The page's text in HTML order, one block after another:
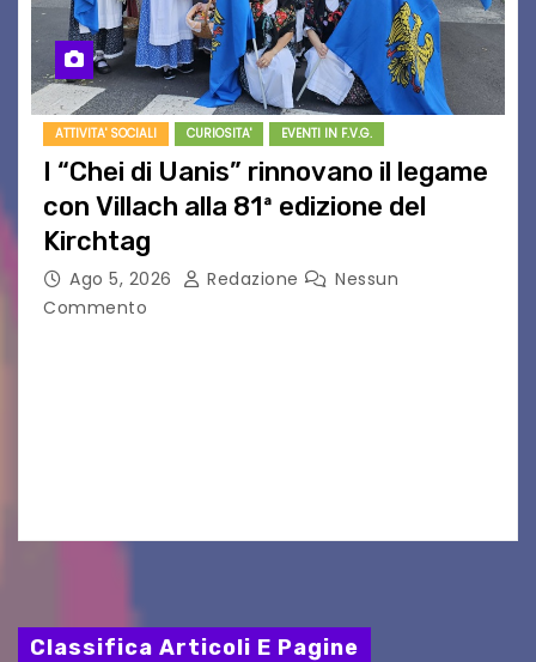
ATTIVITA' SOCIALI CURIOSITA' EVENTI IN F.V.G.
I “Chei di Uanis” rinnovano il legame
con Villach alla 81ª edizione del
Kirchtag
Ago 5, 2026 Redazione
Nessun
Commento
Classifica Articoli E Pagine